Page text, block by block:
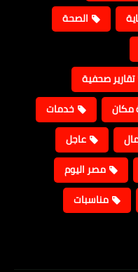
الصحة
صحفية
خدمات
عاجل
مصر اليوم
مناسبات